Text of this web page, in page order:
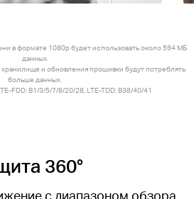
в формате 1080p будет использовать около 594 МБ
данных.
и обновления прошивки будут потреблять
больше данных.
FDD: B1/3/5/7/8/20/28, LTE-TDD: B38/40/41
360°
с диапазоном обзора